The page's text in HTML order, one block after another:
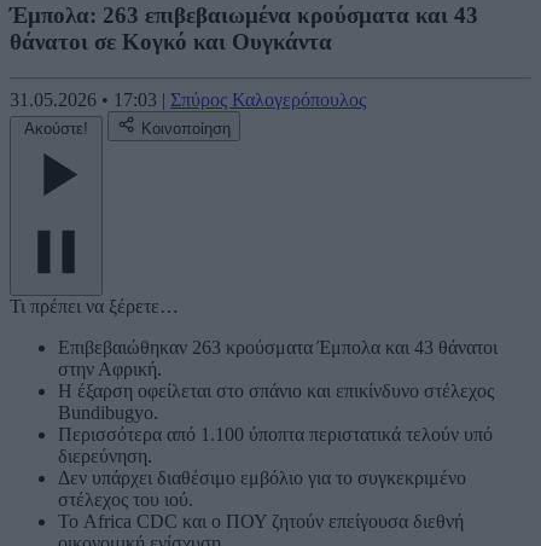
Έμπολα: 263 επιβεβαιωμένα κρούσματα και 43
θάνατοι σε Κογκό και Ουγκάντα
31.05.2026 • 17:03 | Σπύρος Καλογερόπουλος
Ακούστε! Κοινοποίηση
Τι πρέπει να ξέρετε…
Επιβεβαιώθηκαν 263 κρούσματα Έμπολα και 43 θάνατοι
στην Αφρική.
Η έξαρση οφείλεται στο σπάνιο και επικίνδυνο στέλεχος
Bundibugyo.
Περισσότερα από 1.100 ύποπτα περιστατικά τελούν υπό
διερεύνηση.
Δεν υπάρχει διαθέσιμο εμβόλιο για το συγκεκριμένο
στέλεχος του ιού.
Το Africa CDC και ο ΠΟΥ ζητούν επείγουσα διεθνή